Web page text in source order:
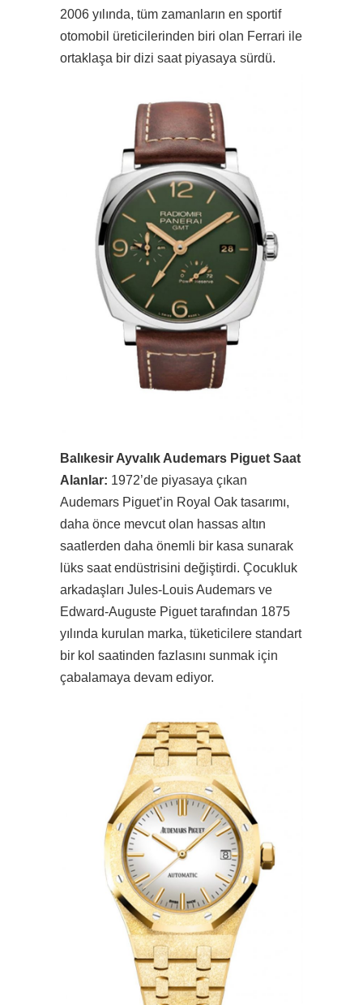
2006 yılında, tüm zamanların en sportif
otomobil üreticilerinden biri olan Ferrari ile
ortaklaşa bir dizi saat piyasaya sürdü.
Balıkesir Ayvalık Audemars Piguet Saat
Alanlar: 1972’de piyasaya çıkan
Audemars Piguet’in Royal Oak tasarımı,
daha önce mevcut olan hassas altın
saatlerden daha önemli bir kasa sunarak
lüks saat endüstrisini değiştirdi. Çocukluk
arkadaşları Jules-Louis Audemars ve
Edward-Auguste Piguet tarafından 1875
yılında kurulan marka, tüketicilere standart
bir kol saatinden fazlasını sunmak için
çabalamaya devam ediyor.